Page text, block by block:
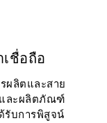
ชื่อถือ
ผลิตและสาย
ละผลิตภัณฑ์
รับการพิสูจน์